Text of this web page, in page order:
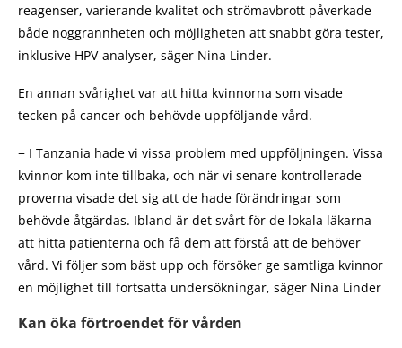
reagenser, varierande kvalitet och strömavbrott påverkade
både noggrannheten och möjligheten att snabbt göra tester,
inklusive HPV-analyser, säger Nina Linder.
En annan svårighet var att hitta kvinnorna som visade
tecken på cancer och behövde uppföljande vård.
− I Tanzania hade vi vissa problem med uppföljningen. Vissa
kvinnor kom inte tillbaka, och när vi senare kontrollerade
proverna visade det sig att de hade förändringar som
behövde åtgärdas. Ibland är det svårt för de lokala läkarna
att hitta patienterna och få dem att förstå att de behöver
vård. Vi följer som bäst upp och försöker ge samtliga kvinnor
en möjlighet till fortsatta undersökningar, säger Nina Linder
Kan öka förtroendet för vården